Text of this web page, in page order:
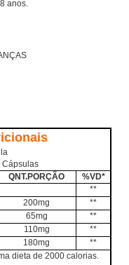
anos.
Cápsulas
QNT.PORÇÃO
%VD*
**
200mg
**
65mg
**
110mg
**
180mg
**
dieta de 2000 calorias.